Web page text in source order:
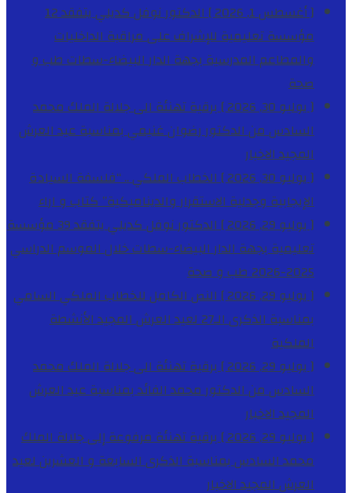
[ أغسطس 1, 2026 ]
الدكتور نوفل كديلي يتفقد 12
مؤسسة تعليمية للإشراف على مراقبة الداخليات
والمطاعم المدرسية بجهة الدار البيضاء-سطاتطب و
صحة
[ يوليو 30, 2026 ]
برقية تهنئة الى جلالة الملك محمد
السادس من الدكتور رضوان غنيمي بمناسبة عيد العرش
المجيدالاخبار
[ يوليو 30, 2026 ]
الخطاب الملكي .. “فلسفة السيادة
الإيجابية وجدلية الاستقرار والديناميكية”كتاب و اراء
[ يوليو 29, 2026 ]
الدكتور نوفل كديلي يتفقد 39 مؤسسة
تعليمية بجهة الدار البيضاء-سطات خلال الموسم الدراسي
2025-2026
طب و صحة
[ يوليو 29, 2026 ]
النص الكامل للخطاب الملكي السامي
بمناسبة الذكرى الـ27 لعيد العرش المجيد
الأنشطة
الملكية
[ يوليو 29, 2026 ]
برقية تهنئة الى جلالة الملك محمد
السادس من الدكتور محمد الفائد بمناسبة عيد العرش
المجيدالاخبار
[ يوليو 29, 2026 ]
برقية تهنئة مرفوعة إلى جلالة الملك
محمد السادس بمناسبة الذكرى السابعة و العشرين لعيد
العرش المجيدالاخبار